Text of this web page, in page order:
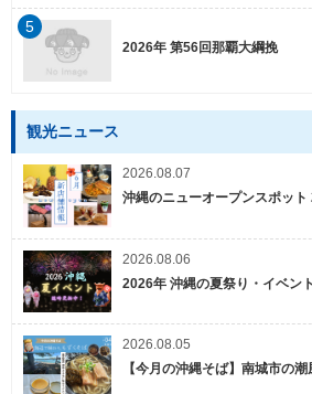
2026年 第56回那覇大綱挽
5
観光ニュース
2026.08.07
沖縄のニューオープンスポット
2026.08.06
2026年 沖縄の夏祭り・イベン
2026.08.05
【今月の沖縄そば】南城市の